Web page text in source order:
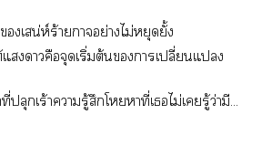
เสน่ห์ร้ายกาจอย่างไม่หยุดยั้ง
าคือจุดเริ่มต้นาเปลี่ยนแ
ปลุกเร้าารู้สึกโาที่เไม่เรู้ว่ามี...